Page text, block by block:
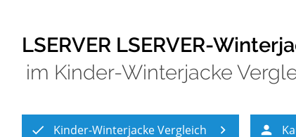
LSERVER LSERVER-
im Kinder-Winterjacke
Kinder-Winterjacke Vergleich